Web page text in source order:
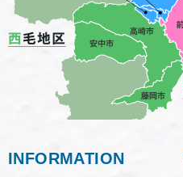
INFORMATION